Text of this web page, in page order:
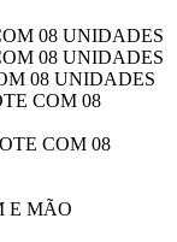
08 UNIDADES
08 UNIDADES
08 UNIDADES
COM 08
COM 08
E MÃO